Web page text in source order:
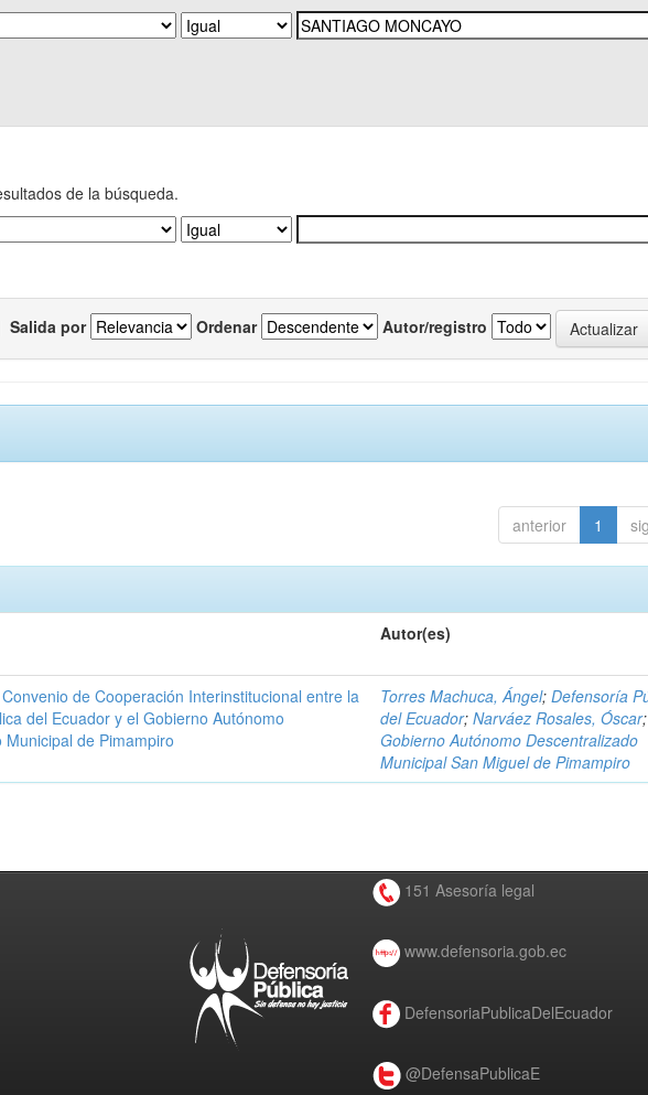
de la búsqueda.
Salida por Ordenar Autor/registro
anterior 1
Autor(es)
de Cooperación Interinstitucional entre la
del Ecuador y el Gobierno Autónomo
Municipal de Pimampiro
Torres Machuca, Ángel;Defensoría
del Ecuador;Narváez Rosales, Óscar;
Gobierno Autónomo Descentralizado
Municipal San Miguel de Pimampiro
151 Asesoría legal
www.defensoria.gob.ec
DefensoriaPublicaDelEcuador
@DefensaPublicaE